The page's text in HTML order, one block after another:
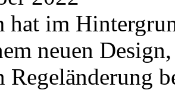
hat im
neuen
Regeländerung